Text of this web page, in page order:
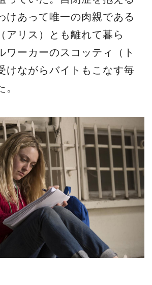
けあって唯一の肉親である
アリス）とも離れて暮ら
ワーカーのスコッティ（ト
けながらバイトもこなす毎